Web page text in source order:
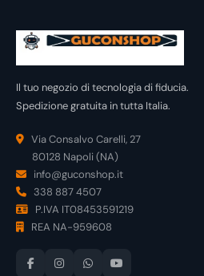
Il tuo negozio di tecnologia di fiducia.
Spedizione gratuita in tutta Italia.
Via Consalvo Carelli, 27
80128 Napoli (NA)
info@guconshop.it
338 887 4507
P.IVA IT08453591219
REA NA-959608